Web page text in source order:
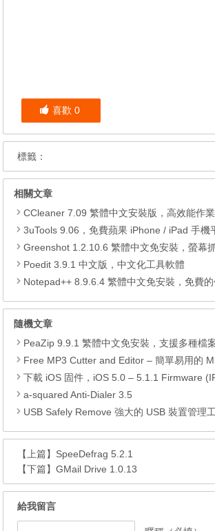
喜歡 0
標籤：
相關文章
CCleaner 7.09 繁體中文安裝版，高效能作
3uTools 9.06，免費蘋果 iPhone / iPad 手機平板電
Greenshot 1.2.10.6 繁體中文免安裝，螢幕抓圖軟
Poedit 3.9.1 中文版，中文化工具軟體
Notepad++ 8.9.6.4 繁體中文免安裝，免費
隨機文章
PeaZip 9.9.1 繁體中文免安裝，支援多種檔案格
Free MP3 Cutter and Editor – 簡單易用的 MP3 檔
下載 iOS 固件，iOS 5.0 – 5.1.1 Firmware
a-squared Anti-Dialer 3.5
USB Safely Remove 強大的 USB 裝置管理工具
【上篇】 SpeeDefrag 5.2.1
【下篇】GMail Drive 1.0.13
給我留言